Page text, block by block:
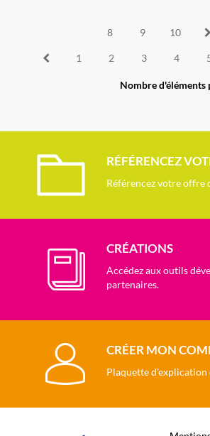
Nombre d'éléments
1 2 3 4
8 9 10
RÉFÉRENCEZ
Référencez votre offre
CRÉATIONS
Accédez aux outils
partenaires.
CRÉER MON
Plaquette d'explication